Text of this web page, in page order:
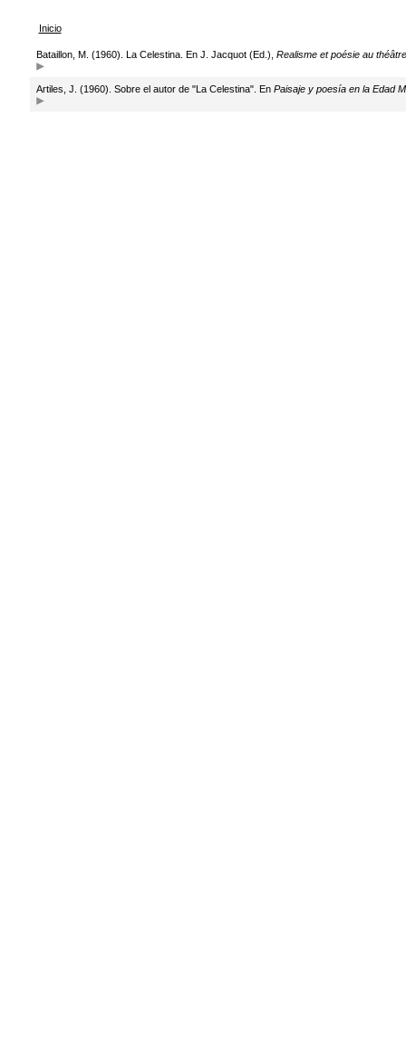
Inicio
Bataillon, M. (1960). La Celestina. En J. Jacquot (Ed.), Realisme et poésie au théâtre
Artiles, J. (1960). Sobre el autor de "La Celestina". En Paisaje y poesía en la Edad